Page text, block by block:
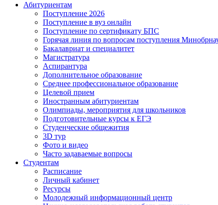
Абитуриентам
Поступление 2026
Поступление в вуз онлайн
Поступление по сертификату БПС
Горячая линия по вопросам поступления
Бакалавриат и специалитет
Магистратура
Аспирантура
Дополнительное образование
Среднее профессиональное образование
Целевой прием
Иностранным абитуриентам
Олимпиады, мероприятия для школьников
Подготовительные курсы к ЕГЭ
Студенческие общежития
3D тур
Фото и видео
Часто задаваемые вопросы
Студентам
Расписание
Личный кабинет
Ресурсы
Молодежный информационный центр